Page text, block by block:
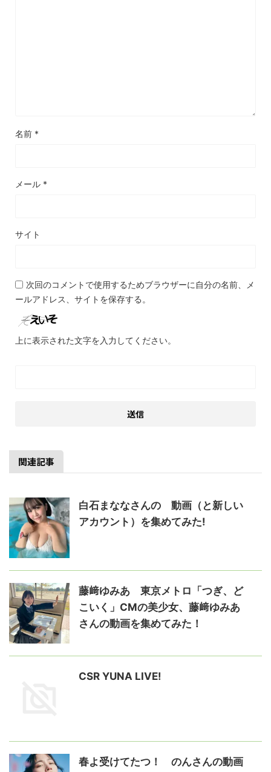
名前 *
メール *
サイト
次回のコメントで使用するためブラウザーに自分の名前、メ
ールアドレス、サイトを保存する。
上に表示された文字を入力してください。
関連記事
白石まななさんの゙動画（と新しい
アカウント）を集めてみた!
藤﨑ゆみあ 東京メトロ「つぎ、ど
こいく」CMの美少女、藤﨑ゆみあ
さんの動画を集めてみた！
CSR YUNA LIVE!
春よ受けてたつ！ のんさんの動画